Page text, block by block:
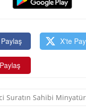
X'te
Suratın Sahibi